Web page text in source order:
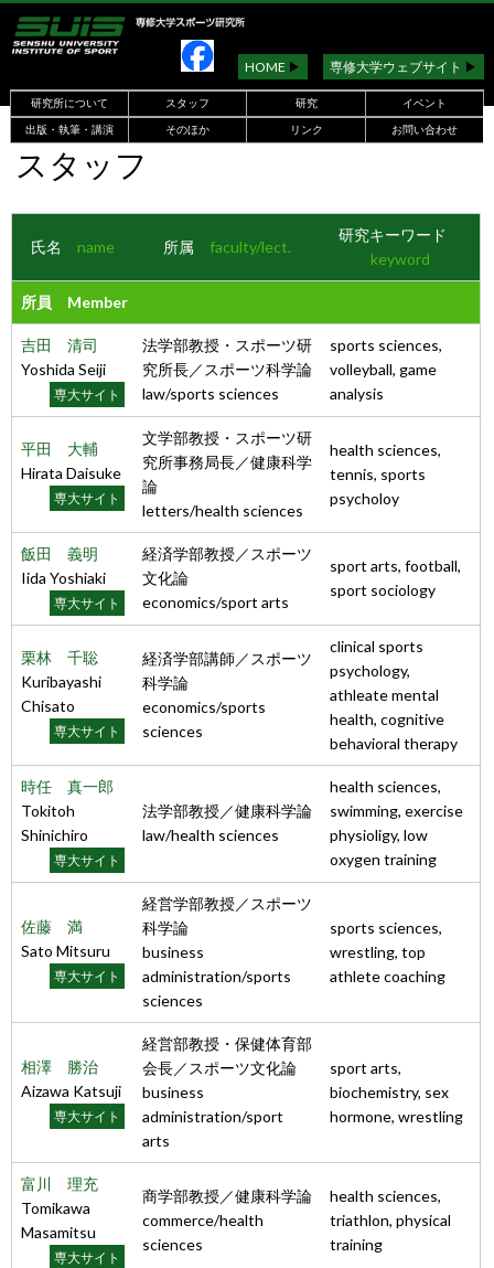
HOME ▶︎ 専修大学ウェブサイト ▶︎
研究所について スタッフ 研究
イベント
出版・執筆・講演
そのほか リンク お問い合わせ
スタッフ
氏名 name 所属 faculty/lect.
研究キーワード
keyword
所員 Member
吉田 清司
Yoshida Seiji
専大サイト
法学部教授・スポーツ研
究所長／スポーツ科学論
law/sports sciences
sports sciences,
volleyball, game
analysis
平田 大輔
Hirata Daisuke
専大サイト
文学部教授・スポーツ研
究所事務局長／健康科学
論
letters/health sciences
health sciences,
tennis, sports
psycholoy
飯田 義明
Iida Yoshiaki
専大サイト
経済学部教授／スポーツ
文化論
economics/sport arts
sport arts, football,
sport sociology
栗林 千聡
Kuribayashi
Chisato
専大サイト
経済学部講師／スポーツ
科学論
economics/sports
sciences
clinical sports
psychology,
athleate mental
health, cognitive
behavioral therapy
時任 真一郎
Tokitoh
Shinichiro
専大サイト
法学部教授／健康科学論
law/health sciences
health sciences,
swimming, exercise
physioligy, low
oxygen training
佐藤 満
Sato Mitsuru
専大サイト
経営学部教授／スポーツ
科学論
business
administration/sports
sciences
sports sciences,
wrestling, top
athlete coaching
相澤 勝治
Aizawa Katsuji
専大サイト
経営部教授・保健体育部
会長／スポーツ文化論
business
administration/sport
arts
sport arts,
biochemistry, sex
hormone, wrestling
富川 理充
Tomikawa
Masamitsu
専大サイト
商学部教授／健康科学論
commerce/health
sciences
health sciences,
triathlon, physical
training